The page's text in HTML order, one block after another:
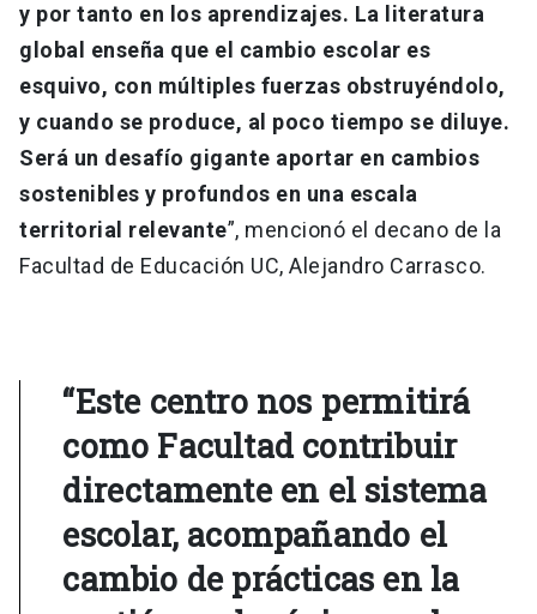
y por tanto en los aprendizajes. La literatura
global enseña que el cambio escolar es
esquivo, con múltiples fuerzas obstruyéndolo,
y cuando se produce, al poco tiempo se diluye.
Será un desafío gigante aportar en cambios
sostenibles y profundos en una escala
territorial relevante”, mencionó el decano de la
Facultad de Educación UC, Alejandro Carrasco.
“Este centro nos permitirá
como Facultad contribuir
directamente en el sistema
escolar, acompañando el
cambio de prácticas en la